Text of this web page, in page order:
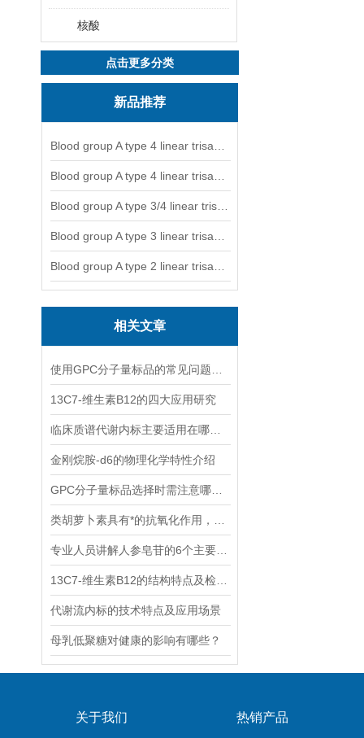
核酸
点击更多分类
新品推荐
相关文章
13C7-维生素B12的四大应用研究
金刚烷胺-d6的物理化学特性介绍
代谢流内标的技术特点及应用场景
母乳低聚糖对健康的影响有哪些？
关于我们 热销产品